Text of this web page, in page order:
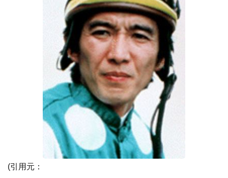
(引用元：